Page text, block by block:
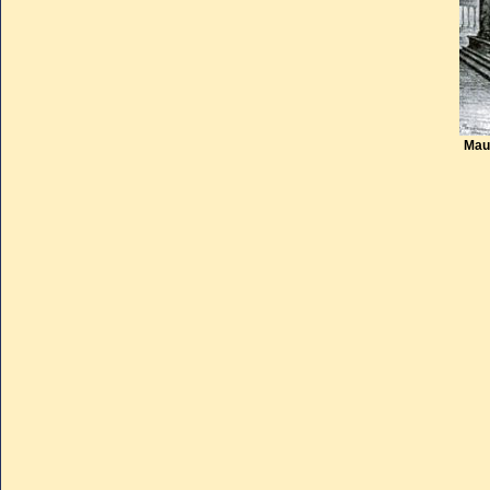
évêques protecteurs de
pompe lorsqu'il fallait